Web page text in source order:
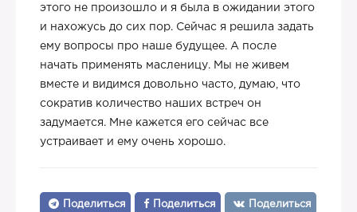
этого не произошло и я была в ожидании этого
и нахожусь до сих пор. Сейчас я решила задать
ему вопросы про наше будущее. А после
начать применять масленицу. Мы не живем
вместе и видимся довольно часто, думаю, что
сократив количество наших встреч он
задумается. Мне кажется его сейчас все
устраивает и ему очень хорошо.
Поделиться Поделиться Поделиться